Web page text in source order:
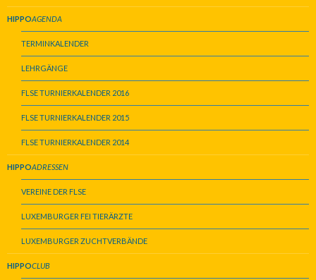
HIPPOAGENDA
TERMINKALENDER
LEHRGÄNGE
FLSE TURNIERKALENDER 2016
FLSE TURNIERKALENDER 2015
FLSE TURNIERKALENDER 2014
HIPPOADRESSEN
VEREINE DER FLSE
LUXEMBURGER FEI TIERÄRZTE
LUXEMBURGER ZUCHTVERBÄNDE
HIPPOCLUB